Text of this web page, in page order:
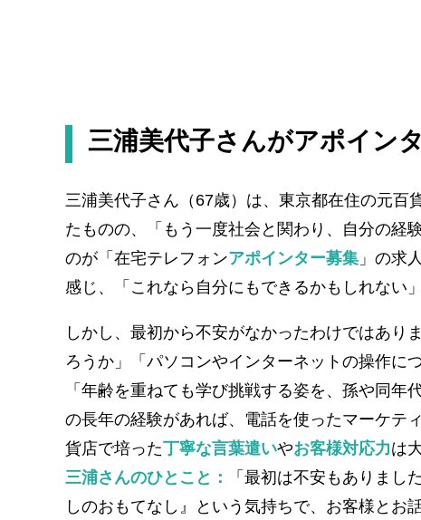
三浦美代子さんがアポイン
三浦美代子さん（67歳）は、東京都在住の元百
たものの、「もう一度社会と関わり、自分の経
のが「在宅テレフォンアポインター募集 」の求
感じ、「これなら自分にもできるかもしれない
しかし、最初から不安がなかったわけではあり
ろうか」「パソコンやインターネットの操作に
「年齢を重ねても学び挑戦する姿を、孫や同
の長年の経験があれば、電話を使ったマーケテ
貨店で培った丁寧な言葉遣いやお客様対応力は
三浦さんのひとこと：
「最初は不安もありま
しのおもてなし』という気持ちで、お客様とお